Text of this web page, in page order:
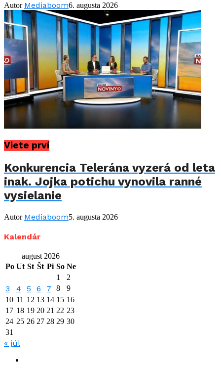
Autor Mediaboom6. augusta 2026
Viete prví
Konkurencia Telerána vyzerá od leta
inak. Jojka potichu vynovila ranné
vysielanie
Autor Mediaboom5. augusta 2026
Kalendár
august 2026
Po Ut St Št Pi So Ne
1
2
3 4 5 6 7 8
9
10 11 12 13 14 15 16
17 18 19 20 21 22 23
24 25 26 27 28 29 30
31
« júl